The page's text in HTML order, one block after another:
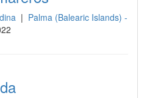
| Palma (Balearic Islands) -